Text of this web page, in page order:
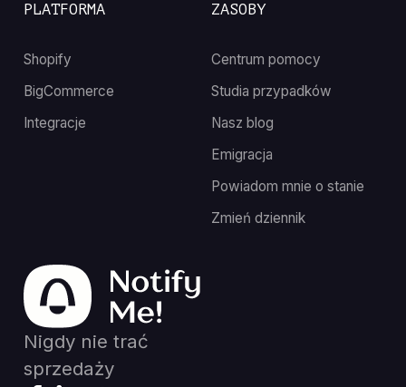
ZASOBY
Centrum pomocy
Studia przypadków
Nasz blog
Emigracja
Powiadom mnie o stanie
Zmień dziennik
PLATFORMA
Shopify
BigCommerce
Integracje
Nigdy nie trać
sprzedaży